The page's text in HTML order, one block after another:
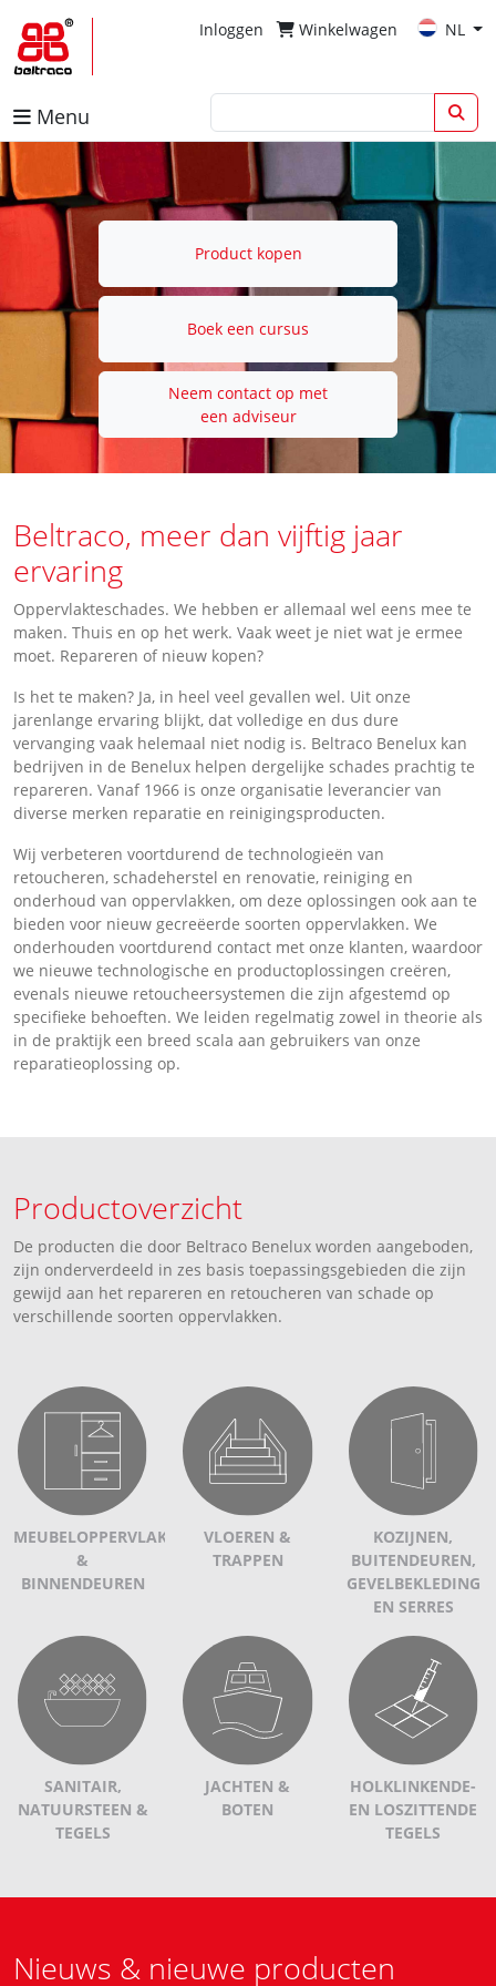
Inloggen Winkelwagen NL
Menu
Product kopen
Boek een cursus
Neem contact op met
een adviseur
Beltraco, meer dan vijftig jaar
ervaring
Oppervlakteschades. We hebben er allemaal wel eens mee te
maken. Thuis en op het werk. Vaak weet je niet wat je ermee
moet. Repareren of nieuw kopen?
Is het te maken? Ja, in heel veel gevallen wel. Uit onze
jarenlange ervaring blijkt, dat volledige en dus dure
vervanging vaak helemaal niet nodig is. Beltraco Benelux kan
bedrijven in de Benelux helpen dergelijke schades prachtig te
repareren. Vanaf 1966 is onze organisatie leverancier van
diverse merken reparatie en reinigingsproducten.
Wij verbeteren voortdurend de technologieën van
retoucheren, schadeherstel en renovatie, reiniging en
onderhoud van oppervlakken, om deze oplossingen ook aan te
bieden voor nieuw gecreëerde soorten oppervlakken. We
onderhouden voortdurend contact met onze klanten, waardoor
we nieuwe technologische en productoplossingen creëren,
evenals nieuwe retoucheersystemen die zijn afgestemd op
specifieke behoeften. We leiden regelmatig zowel in theorie als
in de praktijk een breed scala aan gebruikers van onze
reparatieoplossing op.
Productoverzicht
De producten die door Beltraco Benelux worden aangeboden,
zijn onderverdeeld in zes basis toepassingsgebieden die zijn
gewijd aan het repareren en retoucheren van schade op
verschillende soorten oppervlakken.
MEUBELOPPERVLAKKEN
&
BINNENDEUREN
VLOEREN &
TRAPPEN
KOZIJNEN,
BUITENDEUREN,
GEVELBEKLEDING
EN SERRES
SANITAIR,
NATUURSTEEN &
TEGELS
JACHTEN &
BOTEN
HOLKLINKENDE-
EN LOSZITTENDE
TEGELS
Nieuws & nieuwe producten